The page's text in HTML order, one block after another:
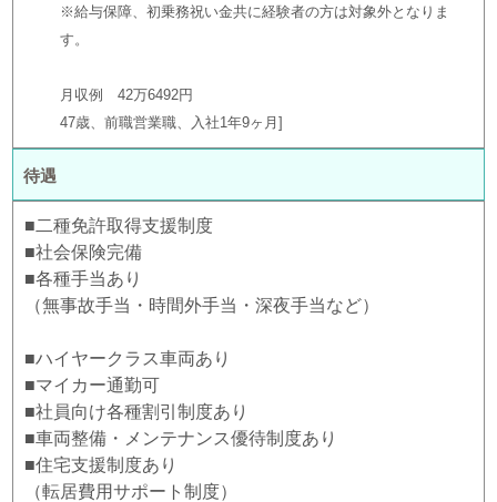
※給与保障、初乗務祝い金共に経験者の方は対象外となりま
す。
月収例 42万6492円
47歳、前職営業職、入社1年9ヶ月
待遇
■二種免許取得支援制度
■社会保険完備
■各種手当あり
（無事故手当・時間外手当・深夜手当など）
■ハイヤークラス車両あり
■マイカー通勤可
■社員向け各種割引制度あり
■車両整備・メンテナンス優待制度あり
■住宅支援制度あり
（転居費用サポート制度）